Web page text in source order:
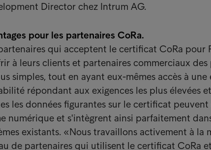
Director chez Intrum AG.
pour les partenaires CoRa.
qui acceptent le certificat CoRa pour
à leurs clients et partenaires commerciaux des
simples, tout en ayant eux-mêmes accès à
répondant aux exigences les plus élevées
les données figurantes sur le certificat
numérique et s'intègrent ainsi parfaitement
existants. «Nous travaillons activement à la
de partenaires qui utilisent le certificat CoRa